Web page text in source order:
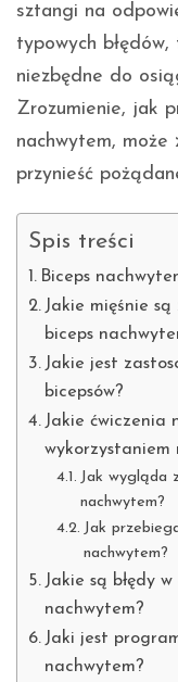
sztangi na
typowych
niezbędne do
Zrozumienie, jak
nachwytem, może
przynieść
Spis treści
Biceps
Jakie mięśnie
biceps
Jakie jest
bicepsów?
Jakie ćwiczenia
wykorzystaniem
Jak wygląda
nachwytem?
Jak
nachwytem?
Jakie są błędy
nachwytem?
Jaki jest
nachwytem?